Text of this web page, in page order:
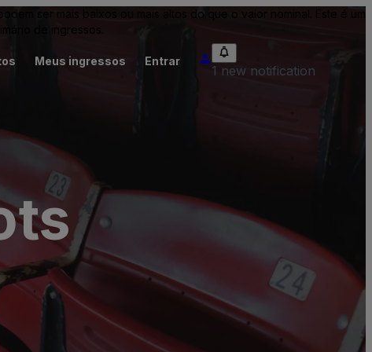
ser mais baixos ou mais altos do que o valor nominal. Este é um
de ingressos.
Meus ingressos Entrar
1 new notification